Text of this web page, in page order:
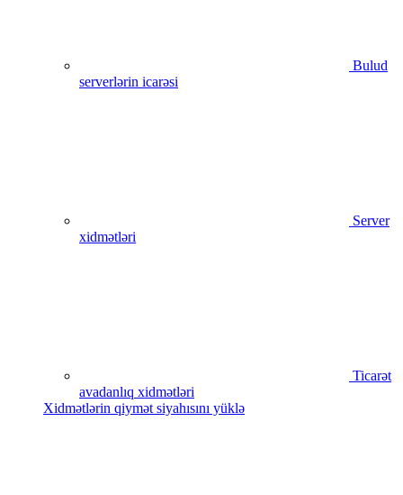
Bulud
serverlərin icarəsi
Server
xidmətləri
Ticarət
avadanlıq xidmətləri
Xidmətlərin qiymət siyahısını yüklə